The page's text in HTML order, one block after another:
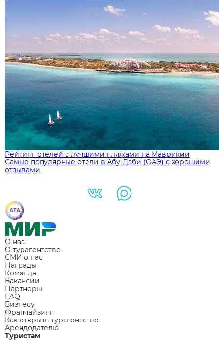
ТОП - 10 пляжных отелей в Малайзии
Отели Занзибара: Какой тип жилья выбрать? Все
включено или атмосферное бунгало